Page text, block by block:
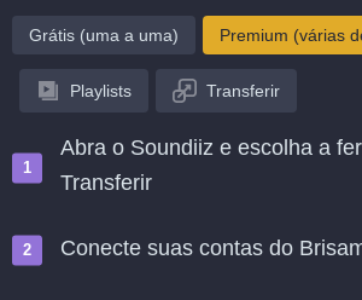
Grátis (uma a uma) Premium (várias
Playlists Transferir
Abra o Soundiiz e escolha a
Transferir
Conecte suas contas do